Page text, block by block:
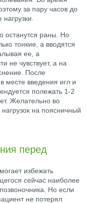
за пару часов до
останутся раны. Но
тонкие, а вводятся
ее, а
не чувствует, а на
После
месте введения игл и
полежать 1-2
Желательно во
на поясничный
перед
избежать
сейчас наиболее
Но если
не потерял